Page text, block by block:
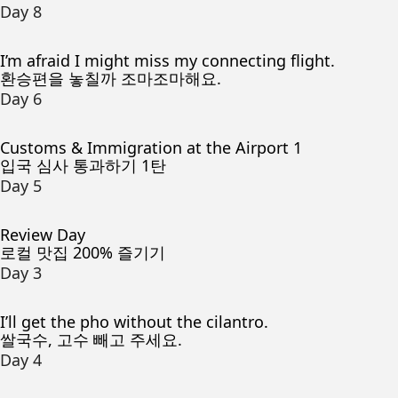
Day 8
I’m afraid I might miss my connecting flight.
환승편을 놓칠까 조마조마해요.
Day 6
Customs & Immigration at the Airport 1
입국 심사 통과하기 1탄
Day 5
Review Day
로컬 맛집 200% 즐기기
Day 3
I’ll get the pho without the cilantro.
쌀국수, 고수 빼고 주세요.
Day 4